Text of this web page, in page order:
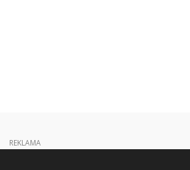
REKLAMA